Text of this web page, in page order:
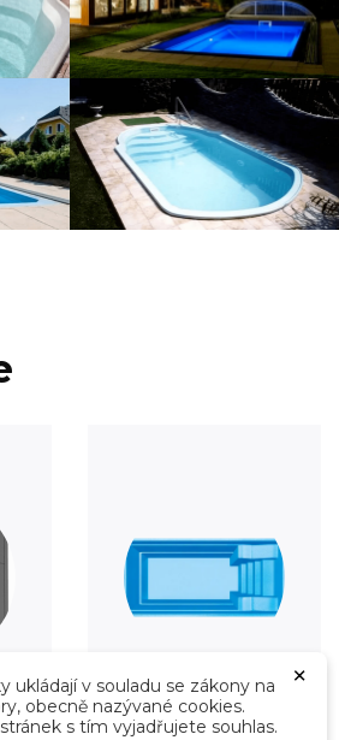
Fólie
×
ukládají v souladu se zákony na
obecně nazývané cookies.
s tím vyjadřujete souhlas.